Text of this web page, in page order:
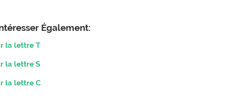
Également:
la lettre T
la lettre S
la lettre C